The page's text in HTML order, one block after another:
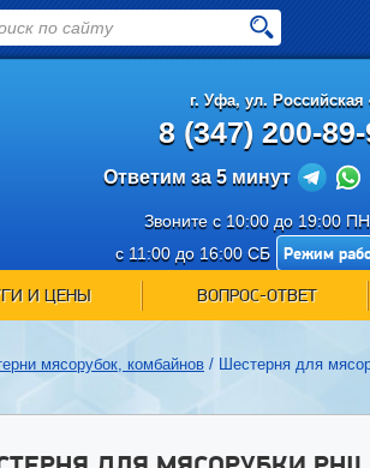
г. Уфа, ул. Российская
8 (347) 200-
Ответим за 5 минут
Звоните с 10:00 до 19:00
с 11:00 до 16:00 СБ
Режим
И ЦЕНЫ ВОПРОС-ОТВЕТ
мясорубок, комбайнов / Шестерня для